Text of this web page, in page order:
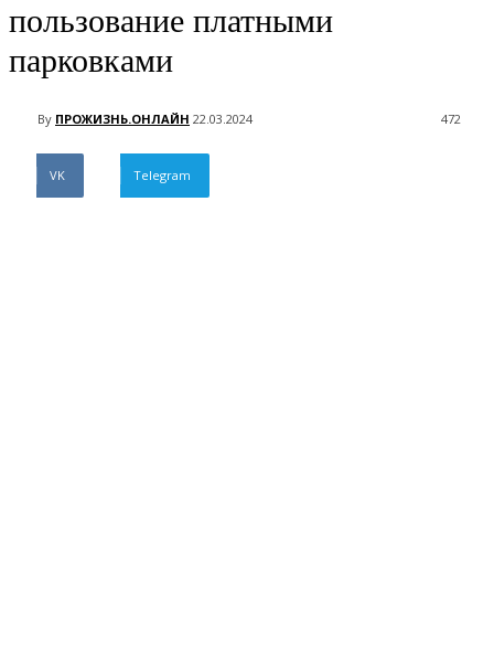
пользование платными
парковками
By ПРОЖИЗНЬ.ОНЛАЙН 22.03.2024 472
VK Telegram